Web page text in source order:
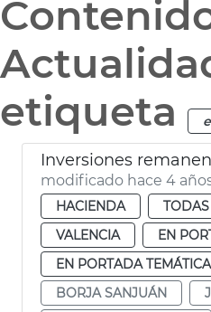
etiqueta
Inversiones
modificado hace 4
HACIENDA
VALENCIA
EN
EN PORTADA TEMÁTICA
BORJA SANJUÁN